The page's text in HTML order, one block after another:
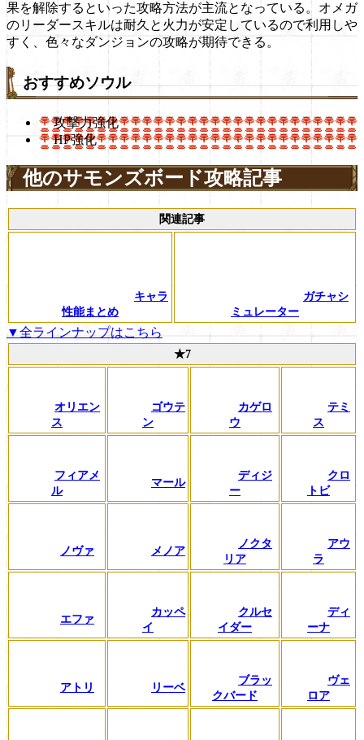
果を解除するといった攻略方法が主流となっている。オメガ
のリーダースキルは耐久と火力が安定しているので利用しや
すく、色々なダンジョンの攻略が期待できる。
おすすめソウル
攻撃力強化
HP強化
他のサモンズボード攻略記事
関連記事
キャラ
性能まとめ
ガチャシ
ミュレーター
▼全ラインナップはこちら
★7
オリエン
ス
ゴウテ
ン
カゲロ
ウ
テミ
ス
フィアメ
ル
マール
ディジ
ー
クロ
トビ
ノヴァ メノア
ノクタ
リア
アウ
ラ
エファ
カッペ
イ
クルセ
イダー
ディ
ーナ
アトリ リーベ
ブラッ
クバード
ヴェ
ロア